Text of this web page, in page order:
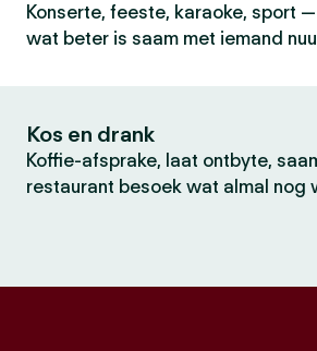
Konserte, feeste, karaoke, sport
wat beter is saam met iemand
Kos en drank
Koffie-afsprake, laat ontbyte,
restaurant besoek wat almal nog